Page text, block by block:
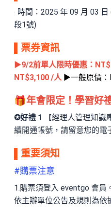
‧ 時間：2025 年 09 月 03
段1號)
▌票券資訊
▶9/2前單人限時優惠：
NT$3,100 /人 ▶一般原價
🎁年會限定！學習好
✪好禮 1
【經理人管理知
續開通帳號，請留意您的電
▌重要須知
#購票注意
1.購票須登入 eventgo 會員
依主辦單位公告及規則為依